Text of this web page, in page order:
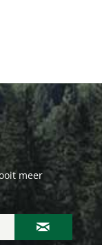
meer